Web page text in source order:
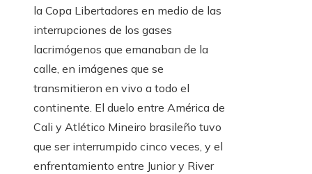
la Copa Libertadores en medio de las
interrupciones de los gases
lacrimógenos que emanaban de la
calle, en imágenes que se
transmitieron en vivo a todo el
continente. El duelo entre América de
Cali y Atlético Mineiro brasileño tuvo
que ser interrumpido cinco veces, y el
enfrentamiento entre Junior y River